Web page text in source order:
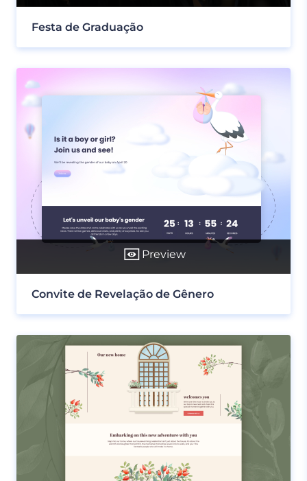
Festa de Graduação
Preview
Convite de Revelação de Gênero